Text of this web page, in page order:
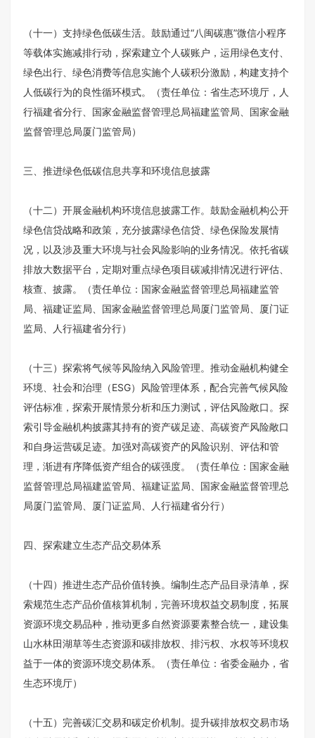
（十一）支持绿色低碳生活。鼓励通过“八闽碳惠”微信小程序
等载体实施减排行动，探索建立个人碳账户，运用绿色支付、
绿色出行、绿色消费等信息实施个人碳积分激励，构建支持个
人低碳行为的良性循环模式。（责任单位：省生态环境厅，人
行福建省分行、国家金融监督管理总局福建监管局、国家金融
监督管理总局厦门监管局）
三、推进绿色低碳信息共享和环境信息披露
（十二）开展金融机构环境信息披露工作。鼓励金融机构公开
绿色信贷战略和政策，充分披露绿色信贷、绿色保险发展情
况，以及涉及重大环境与社会风险影响的业务情况。依托省碳
排放大数据平台，定期对重点绿色项目碳减排情况进行评估、
核查、披露。（责任单位：国家金融监督管理总局福建监管
局、福建证监局、国家金融监督管理总局厦门监管局、厦门证
监局、人行福建省分行）
（十三）探索将气候等风险纳入风险管理。推动金融机构健全
环境、社会和治理（ESG）风险管理体系，配合完善气候风险
评估标准，探索开展情景分析和压力测试，评估风险敞口。探
索引导金融机构披露其持有的资产碳足迹、高碳资产风险敞口
和自身运营碳足迹。加强对高碳资产的风险识别、评估和管
理，渐进有序降低资产组合的碳强度。（责任单位：国家金融
监督管理总局福建监管局、福建证监局、国家金融监督管理总
局厦门监管局、厦门证监局、人行福建省分行）
四、探索建立生态产品交易体系
（十四）推进生态产品价值转换。编制生态产品目录清单，探
索规范生态产品价值核算机制，完善环境权益交易制度，拓展
资源环境交易品种，推动更多自然资源要素整合统一，建设集
山水林田湖草等生态资源和碳排放权、排污权、水权等环境权
益于一体的资源环境交易体系。（责任单位：省委金融办，省
生态环境厅）
（十五）完善碳汇交易和碳定价机制。提升碳排放权交易市场